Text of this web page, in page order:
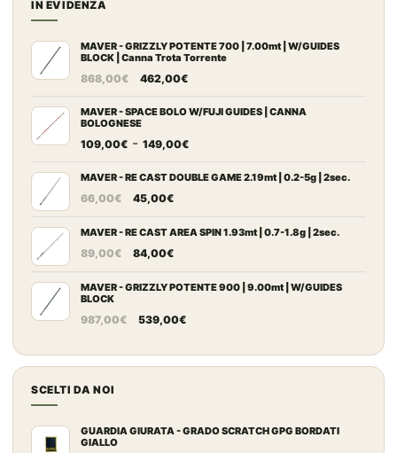
137,00€
IN EVIDENZA
MAVER - GRIZZLY POTENTE 700 | 7.00mt | W/GUIDES
BLOCK | Canna Trota Torrente
868,00€
Il
originale
era:
868,00€.
462,00€Il
attuale
462,00€.
MAVER - SPACE BOLO W/FUJI GUIDES | CANNA
BOLOGNESE
109,00€ - 149,00€Fascia
prezzo:
a
MAVER - RE CAST DOUBLE GAME 2.19mt | 0.2-5g | 2sec.
66,00€
Il
originale
era:
45,00€Il
attuale
è:
MAVER - RE CAST AREA SPIN 1.93mt | 0.7-1.8g | 2sec.
89,00€
Il
originale
89,00€.
84,00€Il
attuale
84,00€.
MAVER - GRIZZLY POTENTE 900 | 9.00mt | W/GUIDES
BLOCK
987,00€
Il
originale
539,00€Il
attuale
SCELTI DA NOI
GUARDIA GIURATA - GRADO SCRATCH GPG BORDATI
GIALLO